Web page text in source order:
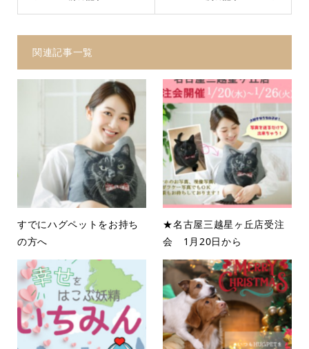
関連記事一覧
すでにハグペットをお持ち
の方へ
★名古屋三越星ヶ丘店受注
会 1月20日から